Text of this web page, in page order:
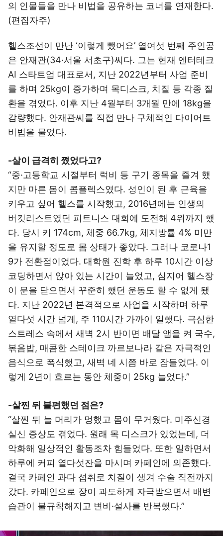
의 인물들을 만나 비법을 공유하는 코너를 연재한다.
(편집자주)
헬스조선이 만난 ‘이렇게 뺐어요’ 열여섯 번째 주인공
은 안재관(34·서울 서초구)씨다. 그는 현재 엔터테크
AI 스타트업 대표로서, 지난 2022년부터 사업 준비
를 하며 25kg이 증가하며 목디스크, 치질 등 각종 질
환을 겪었다. 이후 지난 4월부터 3개월 만에 18kg을
감량했다. 안재관씨를 직접 만나 구체적인 다이어트
비법을 물었다.
-살이 급격히 쪘었다고?
“중·고등학교 시절부터 럭비 등 구기 종목을 즐겨 했
지만 마른 몸이 콤플렉스였다. 성인이 된 후 근육을
키우고 싶어 헬스를 시작했고, 2016년에는 인생의
버킷리스트였던 피트니스 대회에 도전해 4위까지 했
다. 당시 키 174cm, 체중 66.7kg, 체지방률 4% 미만
을 유지할 정도로 몸 상태가 좋았다. 그러나 코로나1
9가 전환점이었다. 대학원 진학 후 하루 10시간 이상
코딩하면서 앉아 있는 시간이 늘었고, 심지어 헬스장
이 문을 닫으면서 꾸준히 했던 운동도 할 수 없게 됐
다. 지난 2022년 본격적으로 사업을 시작하며 하루
열다섯 시간 넘게, 주 110시간 가까이 일했다. 극심한
스트레스 속에서 새벽 2시 반이면 배달 앱을 켜 국수,
볶음밥, 매콤한 스테이크 까르보나라 같은 자극적인
음식으로 폭식했고, 새벽 네 시쯤 바로 잠들었다. 이
렇게 2년이 흐르는 동안 체중이 25kg 늘었다.”
-살찐 뒤 불편했던 점은?
“살찐 뒤 늘 머리가 멍했고 몸이 무거웠다. 미주신경
실신 증상도 겪었다. 원래 목 디스크가 있었는데, 더
악화해 일상적인 활동조차 힘들었다. 또한 일하면서
하루에 커피 열다섯잔을 마시며 카페인에 의존했다.
결국 카페인 과다 섭취로 치질이 생겨 수술 직전까지
갔다. 카페인으로 장이 과도하게 자극받으면서 배변
습관이 불규칙해지고 변비·설사를 반복했다.”